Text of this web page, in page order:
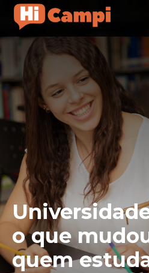
o que
quem